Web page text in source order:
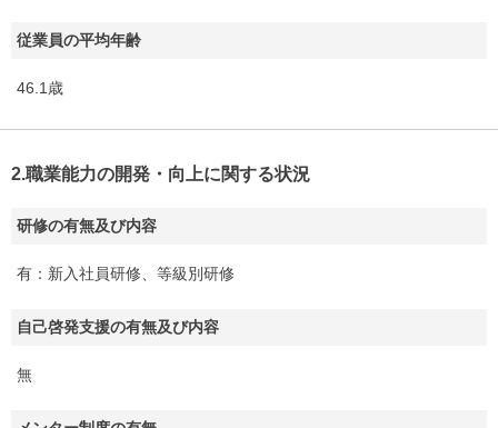
従業員の平均年齢
46.1歳
2.職業能力の開発・向上に関する状況
研修の有無及び内容
有：新入社員研修、等級別研修
自己啓発支援の有無及び内容
無